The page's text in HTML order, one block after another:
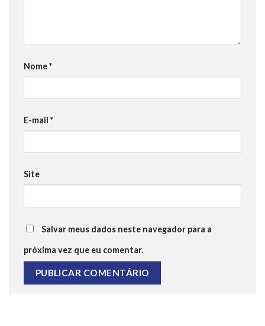
Nome*
E-mail *
Site
Salvar meus dados neste navegador para a
próxima vez que eu comentar.